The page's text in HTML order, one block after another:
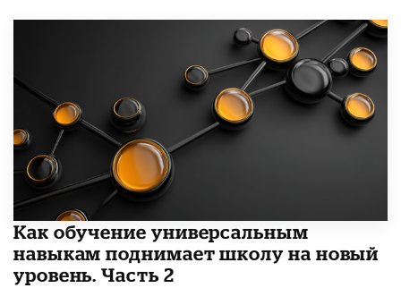
​Как обучение универсальным
навыкам поднимает школу на новый
уровень. Часть 2